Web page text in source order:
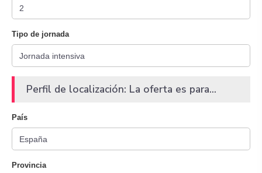
Tipo de jornada
Perfil de localización: La oferta es para...
País
Provincia